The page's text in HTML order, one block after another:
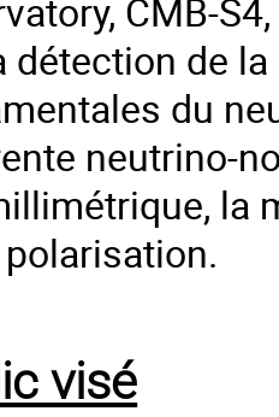
CMB-
détection de
du
neutrino-
la
visé